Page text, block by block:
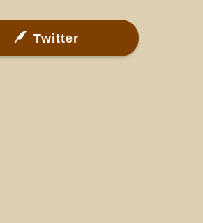
Twitter